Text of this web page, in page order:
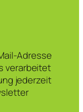
Adresse
verarbeitet
jederzeit